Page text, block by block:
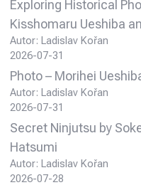
Exploring Historical
Kisshomaru Ueshiba
Autor: Ladislav Kořan
2026-07-31
Photo – Morihei
Autor: Ladislav Kořan
2026-07-31
Secret Ninjutsu by
Hatsumi
Autor: Ladislav Kořan
2026-07-28